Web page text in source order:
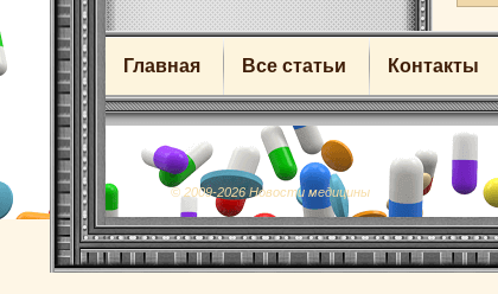
Главная Все статьи Контакты
© 2009-2026 Новости медицины